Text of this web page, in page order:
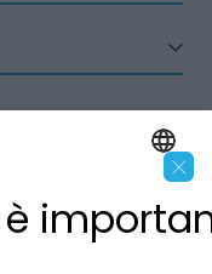
ENGLISH
×